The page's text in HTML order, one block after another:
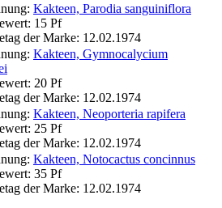
Kakteen, Parodia sanguiniflora
15 Pf
der Marke: 12.02.1974
Kakteen, Gymnocalycium
20 Pf
der Marke: 12.02.1974
Kakteen, Neoporteria rapifera
25 Pf
der Marke: 12.02.1974
Kakteen, Notocactus concinnus
35 Pf
der Marke: 12.02.1974